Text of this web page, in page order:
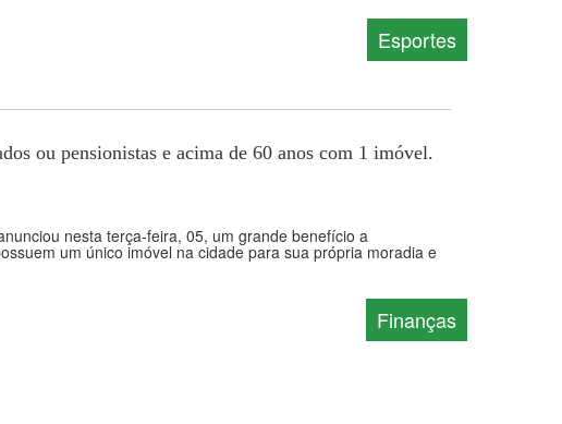
Esportes
ou pensionistas e acima de 60 anos com 1 imóvel.
nesta terça-feira, 05, um grande benefício a
um único imóvel na cidade para sua própria moradia e
Finanças